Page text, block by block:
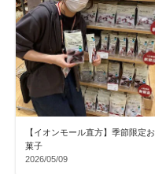
【イオンモール直方】季節限定お
菓子
2026/05/09